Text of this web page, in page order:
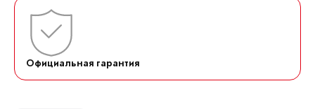
Официальная гарантия